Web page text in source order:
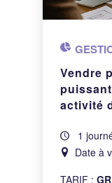
Vendre
activité
1
Date à
TARIF :